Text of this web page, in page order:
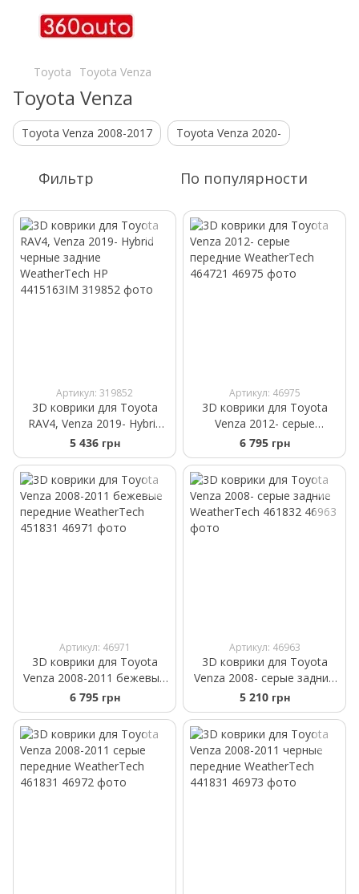
Toyota Toyota Venza
Toyota Venza
Toyota Venza 2008-2017 Toyota Venza 2020-
Фильтр По популярности
Артикул: 319852
3D коврики для Toyota
RAV4, Venza 2019- Hybrid
черные задние
WeatherTech HP
5 436 грн
Артикул: 46975
3D коврики для Toyota
Venza 2012- cерые
передние WeatherTech
464721
6 795 грн
Артикул: 46971
3D коврики для Toyota
Venza 2008-2011 бежевые
передние WeatherTech
451831
6 795 грн
Артикул: 46963
3D коврики для Toyota
Venza 2008- cерые задние
WeatherTech 461832
5 210 грн